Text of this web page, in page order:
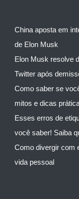
China aposta em
de Elon Musk
Elon Musk resolve
Twitter após
Como saber se
mitos e dicas
Esses erros de
você saber! Saiba
Como divergir com
vida pessoal